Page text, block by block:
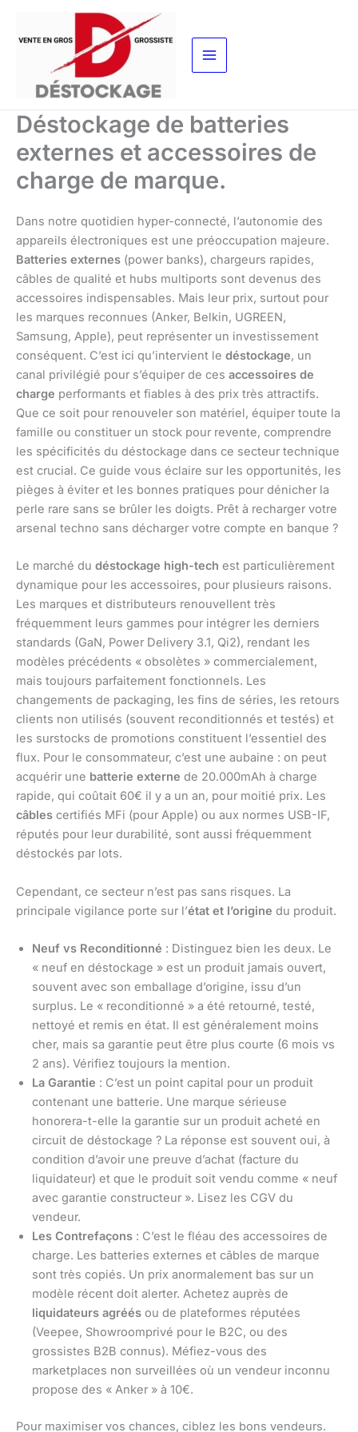
contenu
Déstockage de batteries
externes et accessoires de
charge de marque.
Dans notre quotidien hyper-connecté, l’autonomie des
appareils électroniques est une préoccupation majeure.
Batteries externes (power banks), chargeurs rapides,
câbles de qualité et hubs multiports sont devenus des
accessoires indispensables. Mais leur prix, surtout pour
les marques reconnues (Anker, Belkin, UGREEN,
Samsung, Apple), peut représenter un investissement
conséquent. C’est ici qu’intervient le déstockage, un
canal privilégié pour s’équiper de ces accessoires de
charge performants et fiables à des prix très attractifs.
Que ce soit pour renouveler son matériel, équiper toute la
famille ou constituer un stock pour revente, comprendre
les spécificités du déstockage dans ce secteur technique
est crucial. Ce guide vous éclaire sur les opportunités, les
pièges à éviter et les bonnes pratiques pour dénicher la
perle rare sans se brûler les doigts. Prêt à recharger votre
arsenal techno sans décharger votre compte en banque ?
Le marché du déstockage high-tech est particulièrement
dynamique pour les accessoires, pour plusieurs raisons.
Les marques et distributeurs renouvellent très
fréquemment leurs gammes pour intégrer les derniers
standards (GaN, Power Delivery 3.1, Qi2), rendant les
modèles précédents « obsolètes » commercialement,
mais toujours parfaitement fonctionnels. Les
changements de packaging, les fins de séries, les retours
clients non utilisés (souvent reconditionnés et testés) et
les surstocks de promotions constituent l’essentiel des
flux. Pour le consommateur, c’est une aubaine : on peut
acquérir une batterie externe de 20.000mAh à charge
rapide, qui coûtait 60€ il y a un an, pour moitié prix. Les
câbles certifiés MFi (pour Apple) ou aux normes USB-IF,
réputés pour leur durabilité, sont aussi fréquemment
déstockés par lots.
Cependant, ce secteur n’est pas sans risques. La
principale vigilance porte sur l’état et l’origine du produit.
Neuf vs Reconditionné : Distinguez bien les deux. Le
« neuf en déstockage » est un produit jamais ouvert,
souvent avec son emballage d’origine, issu d’un
surplus. Le « reconditionné » a été retourné, testé,
nettoyé et remis en état. Il est généralement moins
cher, mais sa garantie peut être plus courte (6 mois vs
2 ans). Vérifiez toujours la mention.
La Garantie : C’est un point capital pour un produit
contenant une batterie. Une marque sérieuse
honorera-t-elle la garantie sur un produit acheté en
circuit de déstockage ? La réponse est souvent oui, à
condition d’avoir une preuve d’achat (facture du
liquidateur) et que le produit soit vendu comme « neuf
avec garantie constructeur ». Lisez les CGV du
vendeur.
Les Contrefaçons : C’est le fléau des accessoires de
charge. Les batteries externes et câbles de marque
sont très copiés. Un prix anormalement bas sur un
modèle récent doit alerter. Achetez auprès de
liquidateurs agréés ou de plateformes réputées
(Veepee, Showroomprivé pour le B2C, ou des
grossistes B2B connus). Méfiez-vous des
marketplaces non surveillées où un vendeur inconnu
propose des « Anker » à 10€.
Pour maximiser vos chances, ciblez les bons vendeurs.